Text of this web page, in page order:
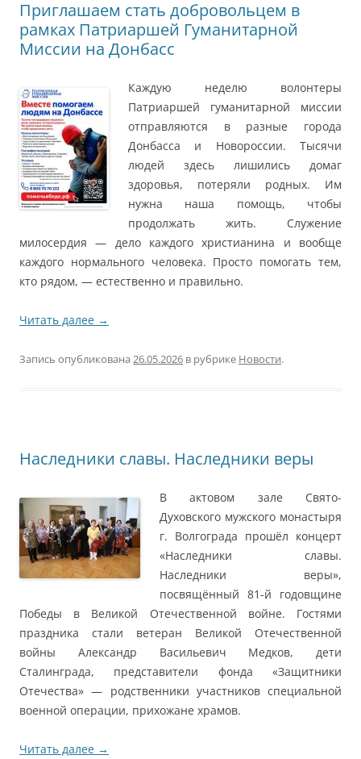
Приглашаем стать добровольцем в
рамках Патриаршей Гуманитарной
Миссии на Донбасс
Каждую неделю волонтеры
Патриаршей гуманитарной миссии
отправляются в разные города
Донбасса и Новороссии. Тысячи
людей здесь лишились домаг
здоровья, потеряли родных. Им
нужна наша помощь, чтобы
продолжать жить. Служение
милосердия — дело каждого христианина и вообще
каждого нормального человека. Просто помогать тем,
кто рядом, — естественно и правильно.
Читать далее →
Запись опубликована 26.05.2026 в рубрике Новости.
Наследники славы. Наследники веры
В актовом зале Свято-
Духовского мужского монастыря
г. Волгограда прошёл концерт
«Наследники славы.
Наследники веры»,
посвящённый 81-й годовщине
Победы в Великой Отечественной войне. Гостями
праздника стали ветеран Великой Отечественной
войны Александр Васильевич Медков, дети
Сталинграда, представители фонда «Защитники
Отечества» — родственники участников специальной
военной операции, прихожане храмов.
Читать далее →